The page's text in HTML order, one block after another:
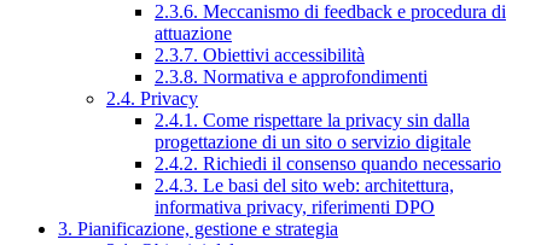
2.3.6. Meccanismo di feedback e procedura di
attuazione
2.3.7. Obiettivi accessibilità
2.3.8. Normativa e approfondimenti
2.4. Privacy
2.4.1. Come rispettare la privacy sin dalla
progettazione di un sito o servizio digitale
2.4.2. Richiedi il consenso quando necessario
2.4.3. Le basi del sito web: architettura,
informativa privacy, riferimenti DPO
3. Pianificazione, gestione e strategia